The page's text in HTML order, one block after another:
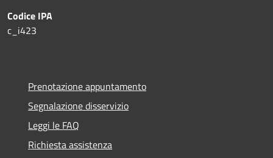
Codice IPA
c_i423
Prenotazione appuntamento
Segnalazione disservizio
Leggi le FAQ
Richiesta assistenza